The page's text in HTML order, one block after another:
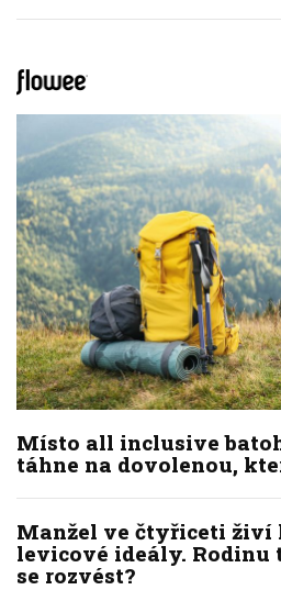
Místo all inclusive
táhne na dovolenou,
Manžel ve čtyřiceti živí
levicové ideály. Rodinu
se rozvést?